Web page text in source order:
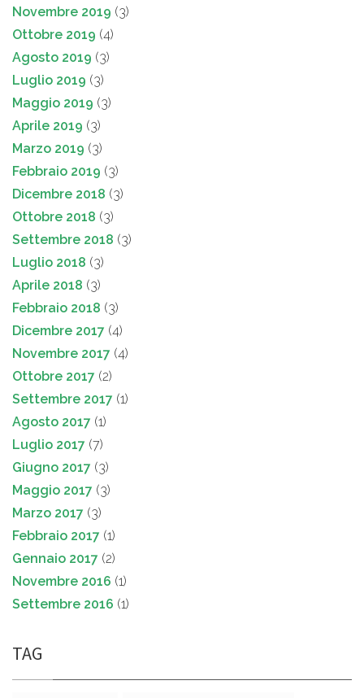
Novembre 2019 (3)
Ottobre 2019 (4)
Agosto 2019 (3)
Luglio 2019 (3)
Maggio 2019 (3)
Aprile 2019 (3)
Marzo 2019 (3)
Febbraio 2019 (3)
Dicembre 2018 (3)
Ottobre 2018 (3)
Settembre 2018 (3)
Luglio 2018 (3)
Aprile 2018 (3)
Febbraio 2018 (3)
Dicembre 2017 (4)
Novembre 2017 (4)
Ottobre 2017 (2)
Settembre 2017 (1)
Agosto 2017 (1)
Luglio 2017 (7)
Giugno 2017 (3)
Maggio 2017 (3)
Marzo 2017 (3)
Febbraio 2017 (1)
Gennaio 2017 (2)
Novembre 2016 (1)
Settembre 2016 (1)
TAG